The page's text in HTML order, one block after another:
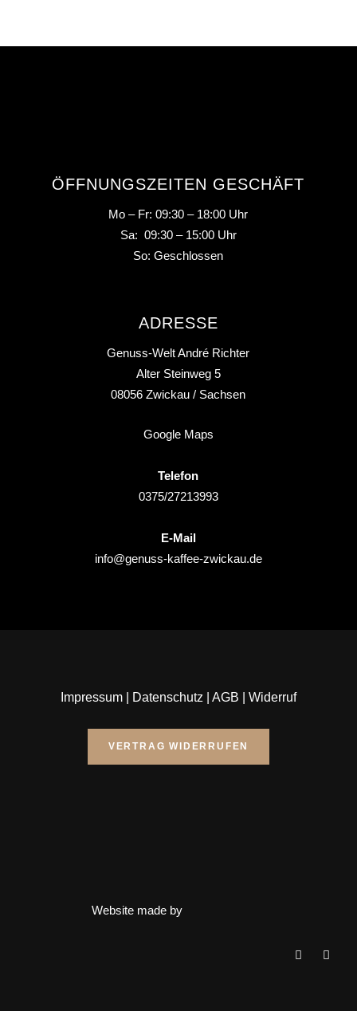
ÖFFNUNGSZEITEN GESCHÄFT
Mo – Fr: 09:30 – 18:00 Uhr
Sa: 09:30 – 15:00 Uhr
So: Geschlossen
ADRESSE
Genuss-Welt André Richter
Alter Steinweg 5
08056 Zwickau / Sachsen
Google Maps
Telefon
0375/27213993
E-Mail
info@genuss-kaffee-zwickau.de
Impressum| Datenschutz AGB Widerruf
VERTRAG WIDERRUFEN
Website made by